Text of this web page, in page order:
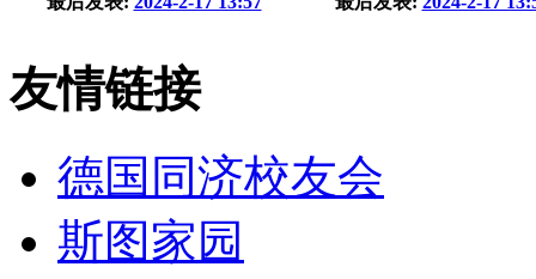
友情链接
德国同济校友会
斯图家园